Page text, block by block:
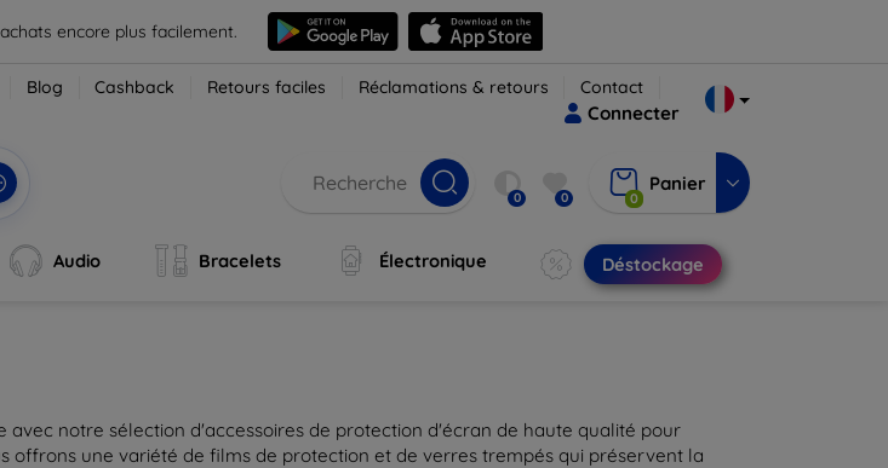
encore plus facilement.
Blog Cashback Retours faciles Réclamations & retours Contact
Connecter
0 0 0
Panier
Audio Bracelets Électronique Déstockage
avec notre sélection d'accessoires de protection d'écran de haute qualité pour
offrons une variété de films de protection et de verres trempés qui préservent la